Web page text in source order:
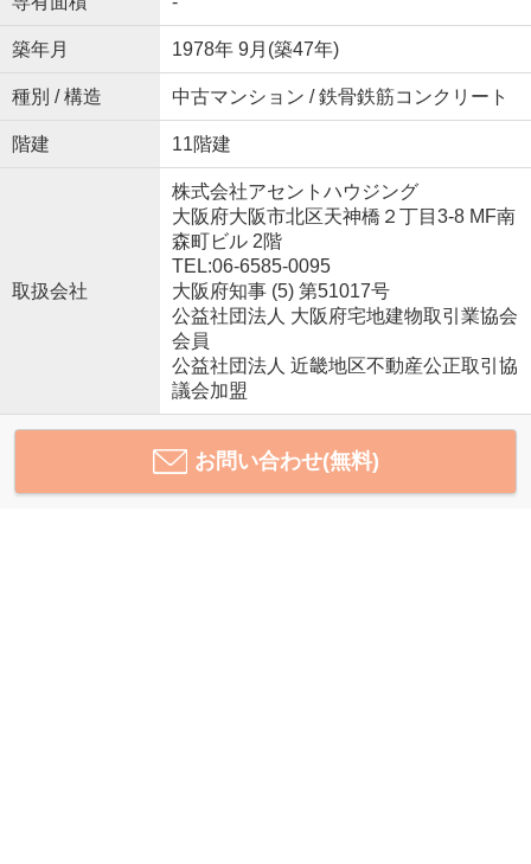
築年月 1978年 9月(築47年)
種別 / 構造 中古マンション / 鉄骨鉄筋コンクリート
階建 11階建
取扱会社
株式会社アセントハウジング
大阪府大阪市北区天神橋２丁目3-8 MF南
森町ビル 2階
TEL:06-6585-0095
大阪府知事 (5) 第51017号
公益社団法人 大阪府宅地建物取引業協会
会員
公益社団法人 近畿地区不動産公正取引協
議会加盟
お問い合わせ(無料)